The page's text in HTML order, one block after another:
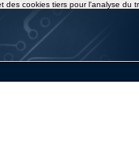
des cookies tiers pour l'analyse du